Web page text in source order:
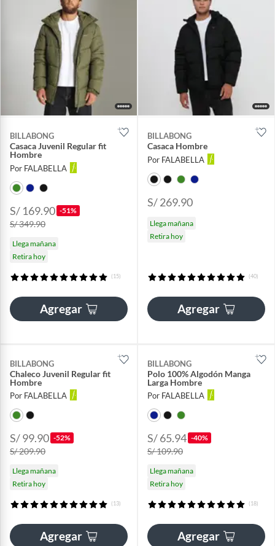
BILLABONG
Casaca Juvenil Regular fit
Hombre
Por FALABELLA
S/ 169.90 -51%
S/ 349.90
Llega mañana
Retira hoy
(15)
Agregar
BILLABONG
Casaca Hombre
Por FALABELLA
S/ 269.90
Llega mañana
Retira hoy
(40)
Agregar
BILLABONG
Chaleco Juvenil Regular fit
Hombre
Por FALABELLA
S/ 99.90 -52%
S/ 209.90
Llega mañana
Retira hoy
(13)
Agregar
BILLABONG
Polo 100% Algodón Manga
Larga Hombre
Por FALABELLA
S/ 65.94 -40%
S/ 109.90
Llega mañana
Retira hoy
(18)
Agregar